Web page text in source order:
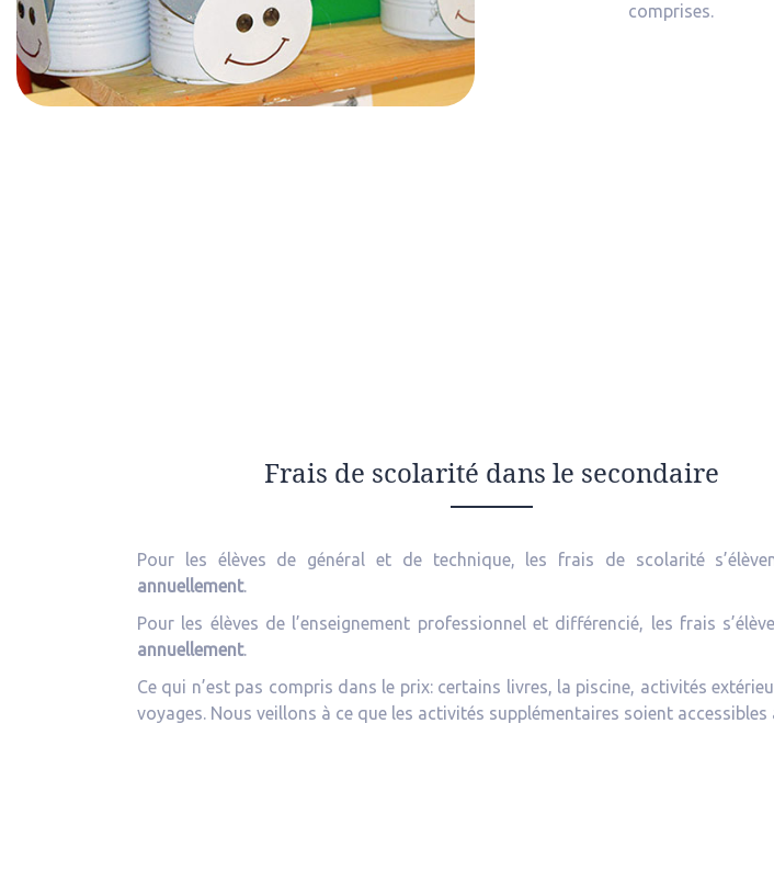
comprises.
Frais de scolarité dans le secondaire
Pour les élèves de général et de technique, les frais de scolarité
annuellement.
Pour les élèves de l’enseignement professionnel et différencié, les frais
annuellement.
Ce qui n’est pas compris dans le prix: certains livres, la piscine, activités
voyages. Nous veillons à ce que les activités supplémentaires soient accessibles